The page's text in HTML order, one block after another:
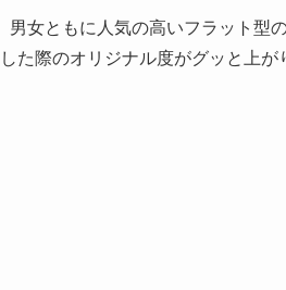
女ともに人気の高いフラット型
た際のオリジナル度がグッと上が